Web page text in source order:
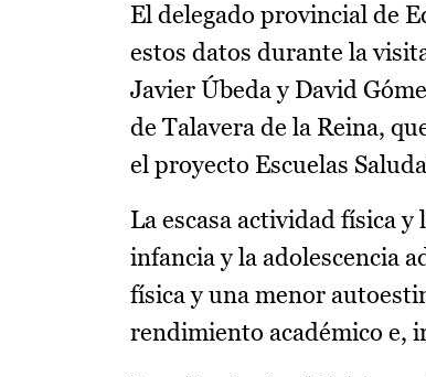
El delegado provincial de
estos datos durante la
Javier Úbeda y David
de Talavera de la Reina,
el proyecto Escuelas
La escasa actividad física
infancia y la adolescencia
física y una menor
rendimiento académico e,